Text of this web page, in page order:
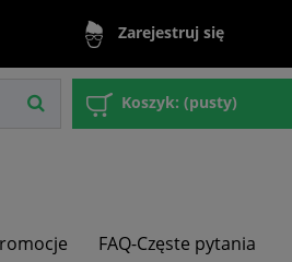
Zarejestruj się
Koszyk: (pusty)
FAQ-Częste pytania